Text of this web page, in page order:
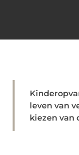
leven van
kiezen van